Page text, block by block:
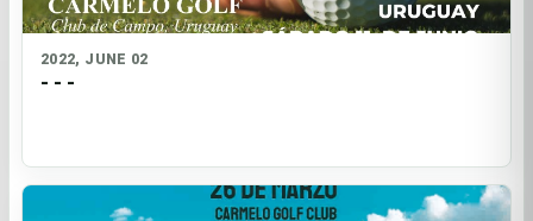
2022, JUNE 02
- - -